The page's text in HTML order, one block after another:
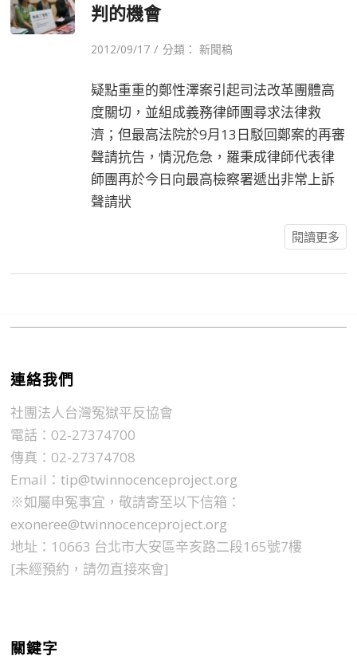
判的機會
2012/09/17 / 分類：新聞稿
疑點重重的鄭性澤案引起司法改革團體高
度關切，並組成義務律師團尋求法律救
濟；但最高法院於9月13日駁回鄭案的再審
聲請抗告，情況危急，羅秉成律師代表律
師團再於今日向最高檢察署遞出非常上訴
聲請狀
閱讀更多
連絡我們
社團法人台灣冤獄平反協會
電話：02-27374700
傳真：02-27374708
Email：tip@twinnocenceproject.org
※如屬申冤事宜，敬請寄至以下信箱：
exoneree@twinnocenceproject.org
地址：10663 台北市大安區辛亥路二段165號7樓
[未經預約，請勿直接來會]
關鍵字